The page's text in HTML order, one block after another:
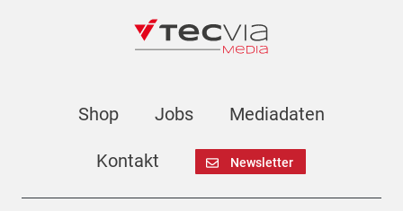
Shop Jobs Mediadaten
Kontakt Newsletter